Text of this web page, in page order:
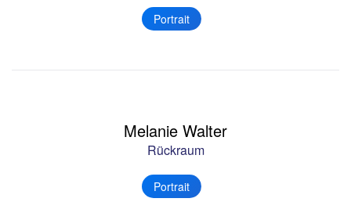
Portrait
Melanie Walter
Rückraum
Portrait